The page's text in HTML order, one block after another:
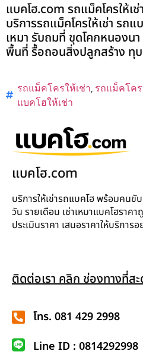
แบคโฮ.com รถแม็คโครให้เ
บริการรถแม็คโครให้เช่า รถ
เหมา รับถมที่ ขุดโคกหนองน
พื้นที่ รื้อถอนสิ่งปลูกสร้าง ทุบ
รถแม็คโครให้เช่า, รถแม็คโค
แบคโฮให้เช่า
แบคโฮ.com
บริการให้เช่ารถแบคโฮ พร้อมคนขั
วัน รายเดือน เช่าเหมาแบคโฮรา
ประเมินราคา เสนอราคาให้บริการ
ติดต่อเรา คลิก ช่องทางที่ส
โทร. 081 429 2998
Line ID : 0814292998